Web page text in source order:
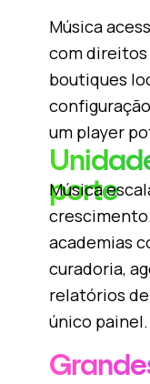
Música
com direitos
boutiques
um player
porte
Música
academias
curadoria,
relatórios
único painel.